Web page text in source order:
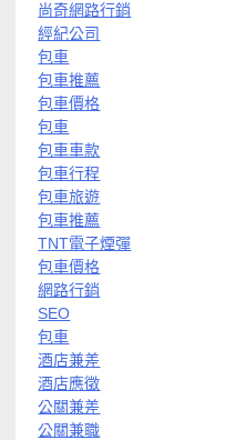
尚奇網路行銷
經紀公司
包車
包車推薦
包車價格
包車
包車車款
包車行程
包車旅遊
包車推薦
TNT電子煙彈
包車價格
網路行銷
SEO
包車
酒店兼差
酒店應徵
公關兼差
公關兼職